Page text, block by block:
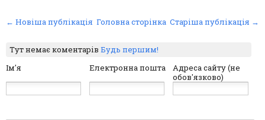
← Новіша публікація Старіша публікація →
Головна сторінка
Тут немає коментарівБудь першим!
Ім'я
Електронна пошта
Адреса сайту (не
обов'язково)